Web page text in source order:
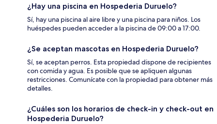
¿Hay una piscina en Hospederia Duruelo?
Sí, hay una piscina al aire libre y una piscina para niños. Los
huéspedes pueden acceder a la piscina de 09:00 a 17:00.
¿Se aceptan mascotas en Hospederia Duruelo?
Sí, se aceptan perros. Esta propiedad dispone de recipientes
con comida y agua. Es posible que se apliquen algunas
restricciones. Comunícate con la propiedad para obtener más
detalles.
¿Cuáles son los horarios de check-in y check-out en
Hospederia Duruelo?